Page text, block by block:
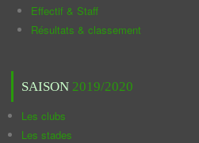
Effectif & Staff
Résultats & classement
SAISON 2019/2020
Les clubs
Les stades